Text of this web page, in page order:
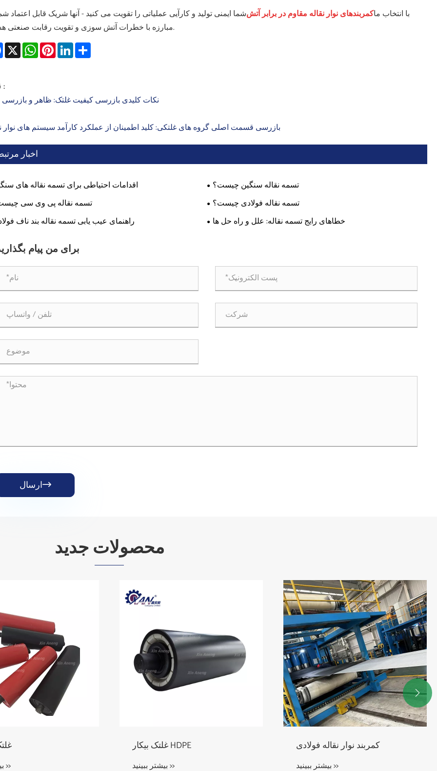
با انتخاب ماکمربندهای نوار نقاله مقاوم در برابر آتششما ایمنی تولید و کارآیی عملیاتی را تقویت می کنید - آنها شریک قابل اعتماد
مبارزه با خطرات آتش سوزی و تقویت رقابت صنعتی هستند.
Facebook WhatsAppPinterestLinkedIn
قبلی :
نکات کلیدی بازرسی کیفیت غلتک: ظاهر و بازرسی
بازرسی قسمت اصلی گروه های غلتکی: کلید اطمینان از عملکرد کارآمد سیستم های نوار
اخبار
اقدامات احتیاطی برای تسمه نقاله های
تسمه نقاله سنگین چیست؟
تسمه نقاله پی وی سی
تسمه نقاله فولادی چیست؟
راهنمای عیب یابی تسمه نقاله بند ناف
خطاهای رایج تسمه نقاله: علل و راه حل ها
برای من پیام
ارسال
محصولات جدید
کمربند نوار نقاله فولادی
تسمه لاستیکی آلیاژی
